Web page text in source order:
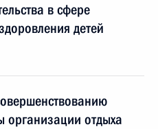
в сфере
детей
организации отдыха